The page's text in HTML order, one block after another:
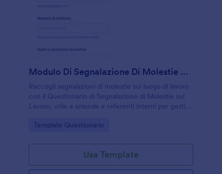
Modulo Di Segnalazione Di Molestie Sessuali
Raccogli segnalazioni di molestie sul luogo di lavoro
con il Questionario di Segnalazione di Molestie sul
Lavoro, utile a aziende e referenti interni per gestire
Go to Category:
Template Questionario
Usa Template